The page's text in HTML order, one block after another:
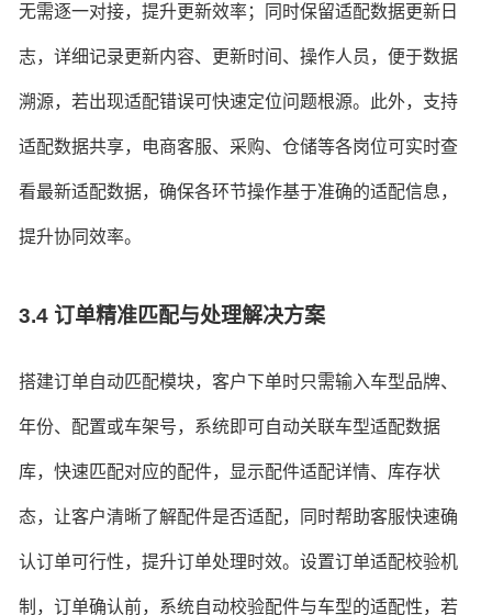
无需逐一对接，提升更新效率；同时保留适配数据更新日
志，详细记录更新内容、更新时间、操作人员，便于数据
溯源，若出现适配错误可快速定位问题根源。此外，支持
适配数据共享，电商客服、采购、仓储等各岗位可实时查
看最新适配数据，确保各环节操作基于准确的适配信息，
提升协同效率。
3.4 订单精准匹配与处理解决方案
搭建订单自动匹配模块，客户下单时只需输入车型品牌、
年份、配置或车架号，系统即可自动关联车型适配数据
库，快速匹配对应的配件，显示配件适配详情、库存状
态，让客户清晰了解配件是否适配，同时帮助客服快速确
认订单可行性，提升订单处理时效。设置订单适配校验机
制，订单确认前，系统自动校验配件与车型的适配性，若